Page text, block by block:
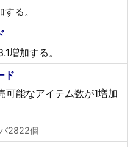
る。
増加する。
ド
可能なアイテム数が1増加
2822個